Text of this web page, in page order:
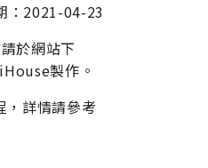
：2021-04-23
於網站下
製作。
，詳情請參考